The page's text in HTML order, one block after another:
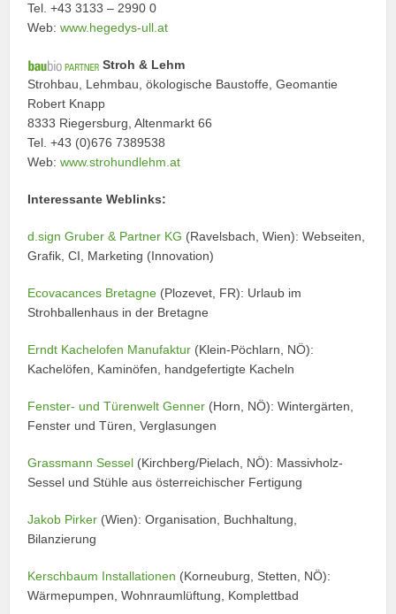
Tel. +43 3133 – 2990 0
Web:www.hegedys-ull.at
Stroh & Lehm
Strohbau, Lehmbau, ökologische Baustoffe, Geomantie
Robert Knapp
8333 Riegersburg, Altenmarkt 66
Tel. +43 (0)676 7389538
Web:www.strohundlehm.at
Interessante Weblinks:
d.sign Gruber & Partner KG (Ravelsbach, Wien): Webseiten,
Grafik, CI, Marketing (Innovation)
Ecovacances Bretagne (Plozevet, FR): Urlaub im
Strohballenhaus in der Bretagne
Erndt Kachelofen Manufaktur (Klein-Pöchlarn, NÖ):
Kachelöfen, Kaminöfen, handgefertigte Kacheln
Fenster- und Türenwelt Genner (Horn, NÖ): Wintergärten,
Fenster und Türen, Verglasungen
Grassmann Sessel (Kirchberg/Pielach, NÖ): Massivholz-
Sessel und Stühle aus österreichischer Fertigung
Jakob Pirker (Wien): Organisation, Buchhaltung,
Bilanzierung
Kerschbaum Installationen (Korneuburg, Stetten, NÖ):
Wärmepumpen, Wohnraumlüftung, Komplettbad